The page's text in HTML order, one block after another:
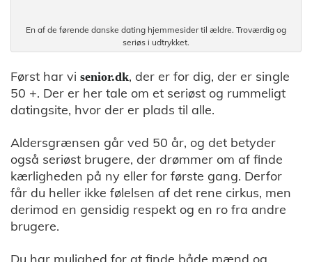
En af de førende danske dating hjemmesider til ældre. Troværdig og
seriøs i udtrykket.
Først har vi senior.dk, der er for dig, der er single
50 +. Der er her tale om et seriøst og rummeligt
datingsite, hvor der er plads til alle.
Aldersgrænsen går ved 50 år, og det betyder
også seriøst brugere, der drømmer om af finde
kærligheden på ny eller for første gang. Derfor
får du heller ikke følelsen af det rene cirkus, men
derimod en gensidig respekt og en ro fra andre
brugere.
Du har mulighed for at finde både mænd og